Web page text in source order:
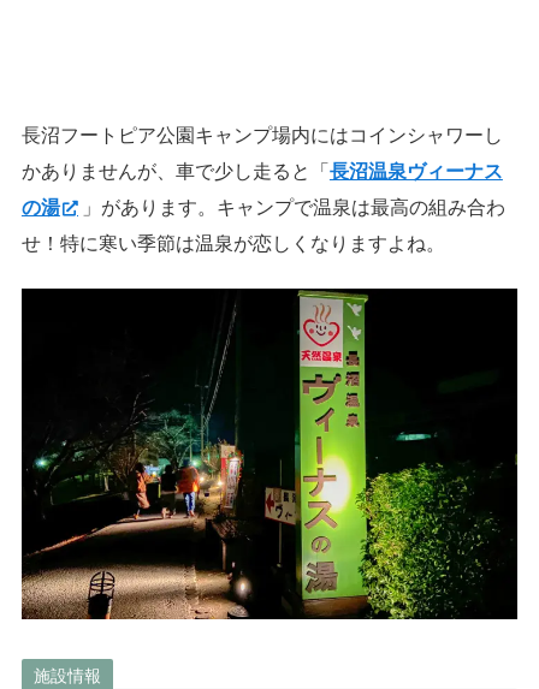
長沼フートピア公園キャンプ場内にはコインシャワーし
かありませんが、車で少し走ると「長沼温泉ヴィーナス
の湯
」があります。キャンプで温泉は最高の組み合わ
せ！特に寒い季節は温泉が恋しくなりますよね。
施設情報